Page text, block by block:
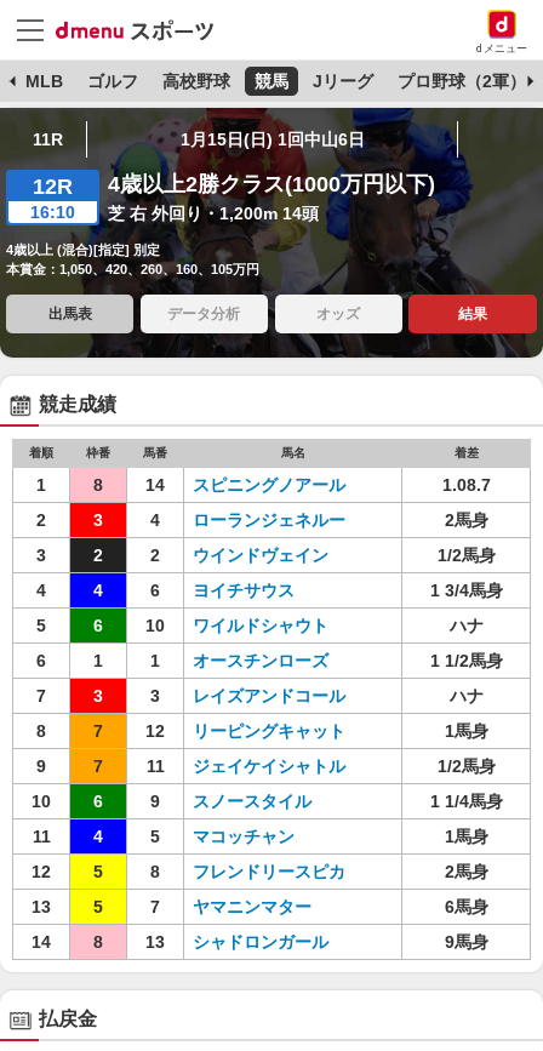
dメニュー
MLB ゴルフ 高校野球 競馬 Jリーグ プロ野球（2軍）
11R 1月15日(日) 1回中山6日
12R
16:10
4歳以上2勝クラス(1000万円以下)
芝 右 外回り・1,200m 14頭
4歳以上 (混合)[指定] 別定
本賞金：1,050、420、260、160、105万円
出馬表 データ分析 オッズ 結果
競走成績
着順 枠番 馬番 馬名 着差
1 8 14 スピニングノアール
1.08.7
2
3 4 ローランジェネルー
2馬身
3
2 2 ウインドヴェイン
1/2馬身
4
4 6 ヨイチサウス
1 3/4馬身
5
6 10 ワイルドシャウト
ハナ
6
1 1 オースチンローズ
1 1/2馬身
7
3 3 レイズアンドコール
ハナ
8
7 12 リーピングキャット
1馬身
9
7 11 ジェイケイシャトル
1/2馬身
10
6 9 スノースタイル
1 1/4馬身
11
4 5 マコッチャン
1馬身
12
5 8 フレンドリースピカ
2馬身
13
5 7 ヤマニンマター
6馬身
14
8 13 シャドロンガール 9馬身
払戻金